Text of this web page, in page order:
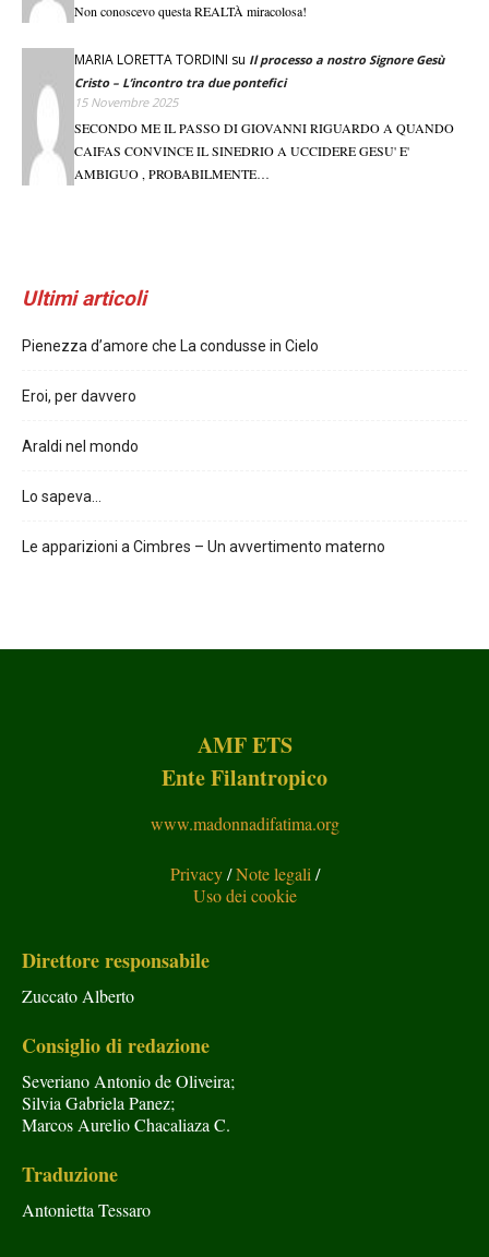
Non conoscevo questa REALTÀ miracolosa!
MARIA LORETTA TORDINI su Il processo a nostro Signore Gesù
Cristo – L’incontro tra due pontefici
15 Novembre 2025
SECONDO ME IL PASSO DI GIOVANNI RIGUARDO A QUANDO
CAIFAS CONVINCE IL SINEDRIO A UCCIDERE GESU' E'
AMBIGUO , PROBABILMENTE…
Ultimi articoli
Pienezza d’amore che La condusse in Cielo
Eroi, per davvero
Araldi nel mondo
Lo sapeva…
Le apparizioni a Cimbres – Un avvertimento materno
AMF ETS
Ente Filantropico
www.madonnadifatima.org
Privacy/Note legali /
Uso dei cookie
Direttore responsabile
Zuccato Alberto
Consiglio di redazione
Severiano Antonio de Oliveira;
Silvia Gabriela Panez;
Marcos Aurelio Chacaliaza C.
Traduzione
Antonietta Tessaro